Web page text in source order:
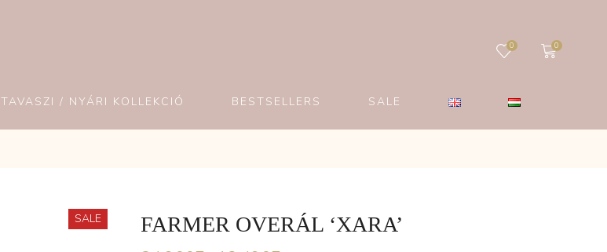
0 0
TAVASZI / NYÁRI KOLLEKCIÓ BESTSELLERS SALE
SALE FARMER OVERÁL ‘XARA’